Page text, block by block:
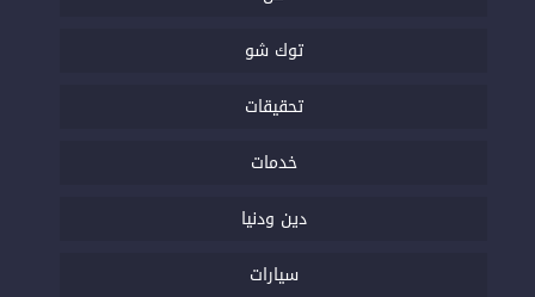
توك شو
تحقيقات
خدمات
دين ودنيا
سيارات